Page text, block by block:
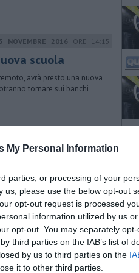
My Personal Information
parties, or processing of your
please use the below opt-out
opt-out request is processed
information utilized by us
opt-out. You may separately
third parties on the IAB’s list of
by us to third parties on the
it to other third parties.
NOVEMBRE 2016 ORE 14:15
scuola
avrà presto una nuova
tornare sui banchi
la Scuola
materiale didattico
15 GENNAIO 2016 ORE 14:12
spesa sospesa